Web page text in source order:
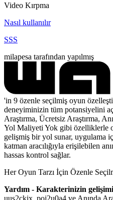
Video Kırpma
Nasıl kullanılır
SSS
milapesa tarafından yapılmış
'in 9 özenle seçilmiş oyun
deneyiminizin tüm potansiyelini
Araştırma, Ücretsiz Araştırma,
Yol Maliyeti Yok gibi özelliklerle
gelişmiş bir yol sunar, uygulama
katman aracılığıyla erişilebilen
hassas kontrol sağlar.
Her Oyun Tarzı İçin Özenle
Yardım - Karakterinizin
uus2ckix, poj2u0a4 ve Anında